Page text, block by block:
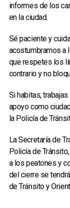
informes de los
en la ciudad.
Sé paciente y
acostumbramos a
que respetes los
contrario y no
Si habitas,
apoyo como
la Policía de
La Secretaría de
Policía de
a los peatones y
del cierre se
de Tránsito y